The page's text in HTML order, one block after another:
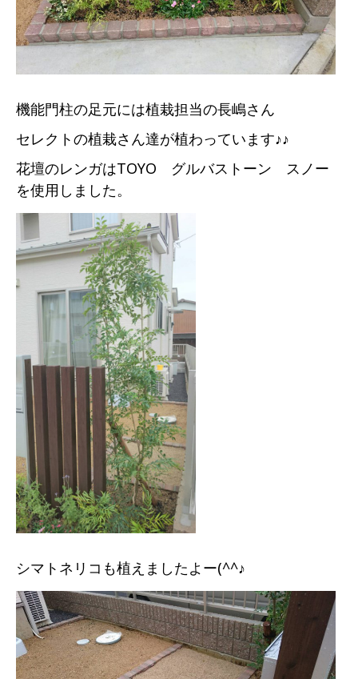
機能門柱の足元には植栽担当の長嶋さん
セレクトの植栽さん達が植わっています♪♪
花壇のレンガはTOYO グルバストーン スノー
を使用しました。
シマトネリコも植えましたよー(^^♪